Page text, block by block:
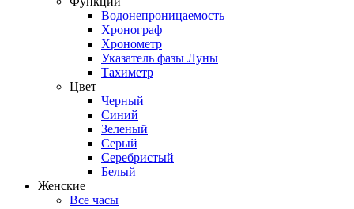
Водонепроницаемость
Хронограф
Хронометр
Указатель фазы Луны
Тахиметр
Цвет
Черный
Синий
Зеленый
Серый
Серебристый
Белый
Женские
Все часы